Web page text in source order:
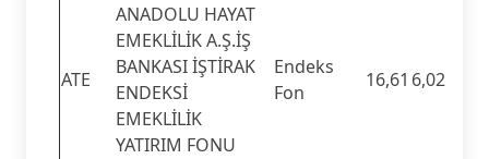
ATE
ANADOLU HAYAT
EMEKLİLİK A.Ş.İŞ
BANKASI İŞTİRAK
ENDEKSİ
EMEKLİLİK
YATIRIM FONU
Endeks
Fon
16,61 6,02